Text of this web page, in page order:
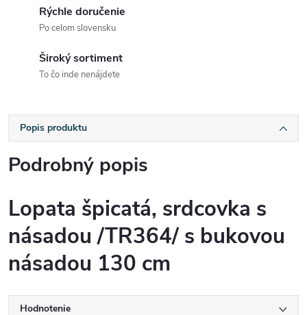
Rýchle doručenie
Po celom slovensku
Široký sortiment
To čo inde nenájdete
Popis produktu
Podrobný popis
Lopata špicatá, srdcovka s
násadou /TR364/ s bukovou
násadou 130 cm
Hodnotenie